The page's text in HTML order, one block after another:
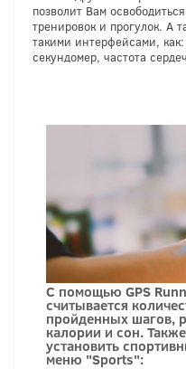
позволит Вам
тренировок и прогулок. А
такими интерфейсами,
секундомер, частота
С помощью GPS
считывается
пройденных шагов,
калории и сон.
установить
меню "Sports":